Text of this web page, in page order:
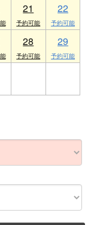
21 22
28 29